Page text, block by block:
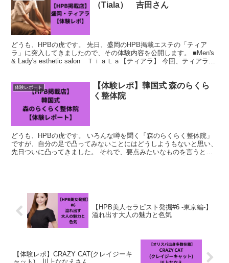
（Tiala） 吉田さん
どうも、HPBの虎です。 先日、盛岡のHPB掲載エステの「ティア
ラ」に突入してきましたので、その体験内容を公開します。 ■Men's
& Lady's esthetic salon ＴｉａＬａ【ティアラ】 今回、ティアラに
体験レポート
【体験レポ】韓国式 森のらくら
く整体院
どうも、HPBの虎です。 いろんな噂を聞く「森のらくらく整体院」
ですが、自分の足で凸ってみないことにはどうしようもないと思い、
先日ついに凸ってきました。 それで、要点みたいなものを言うと、
【HPB美人セラピスト発掘#6 -東京編-】
溢れ出す大人の魅力と色気
【体験レポ】CRAZY CAT(クレイジーキ